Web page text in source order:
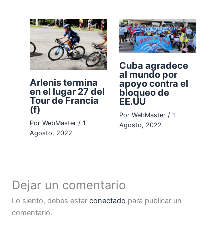
Arlenis termina
en el lugar 27 del
Tour de Francia
(f)
PorWebMaster/1
Agosto, 2022
Cuba agradece
al mundo por
apoyo contra el
bloqueo de
EE.UU
Por WebMaster / 1
Agosto, 2022
Dejar un comentario
Lo siento, debes estar conectado para publicar un
comentario.